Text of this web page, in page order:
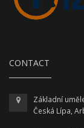
CONTACT
Základní
Česká Lípa,